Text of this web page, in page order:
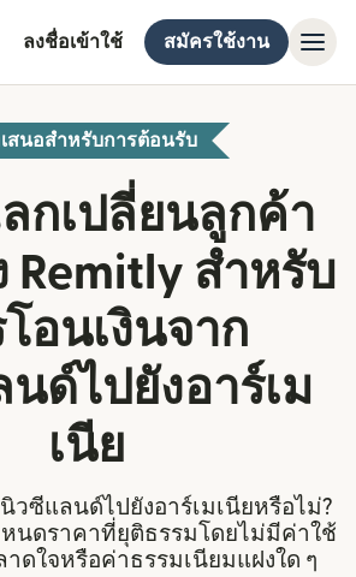
ลงชื่อเข้าใช้ สมัครใช้งาน
สนอสำหรับการต้อนรับ
กเปลี่ยนลูกค้า
Remitly สำหรับ
อนเงินจาก
ด์ไปยังอาร์เม
เนีย
วซีแลนด์ไปยังอาร์เมเนียหรือไม่?
หนดราคาที่ยุติธรรมโดยไม่มีค่าใช้
ดใจหรือค่าธรรมเนียมแฝงใด ๆ